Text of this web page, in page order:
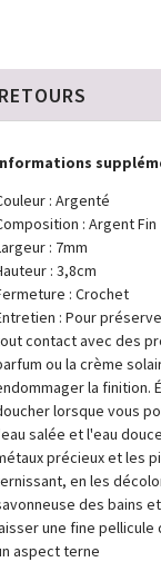
: Argenté
: Argent Fin
: 7mm
: 3,8cm
: Crochet
: Pour
contact avec des
ou la crème
la finition.
lorsque vous
salée et l'eau
précieux et les
en les
des bains
une fine pellicule
aspect terne